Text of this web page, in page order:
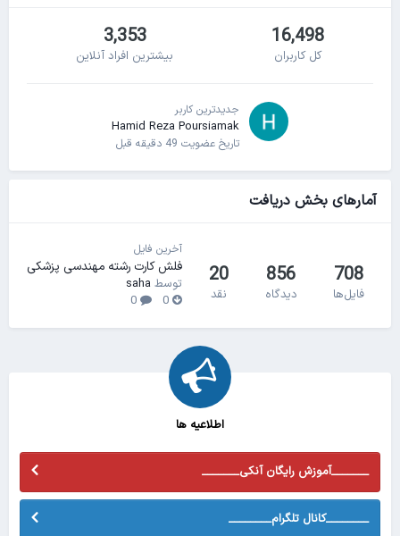
16,498
کل کاربران
3,353
بیشترین افراد آنلاین
جدیدترین کاربر
Hamid Reza Poursiamak
تاریخ عضویت49 دقیقه قبل
آمارهای بخش دریافت
708
فایل‌ها
856
دیدگاه
20
نقد
آخرین فایل
فلش کارت رشته مهندسی پزشکی
توسطsaha
0
0
اطلاعیه ها
_______آموزش رایگان آنکی_______
________کانال تلگرام________